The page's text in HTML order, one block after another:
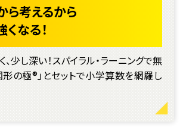
ら考えるから
なる！
少し深い！スパイラル・ラーニングで無
形の極®」とセットで小学算数を網羅し